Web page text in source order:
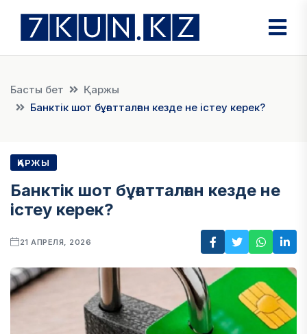
Басты бет
Қаржы
Банктік шот бұғатталған кезде не істеу керек?
ҚАРЖЫ
Банктік шот бұғатталған кезде не
істеу керек?
21 АПРЕЛЯ, 2026